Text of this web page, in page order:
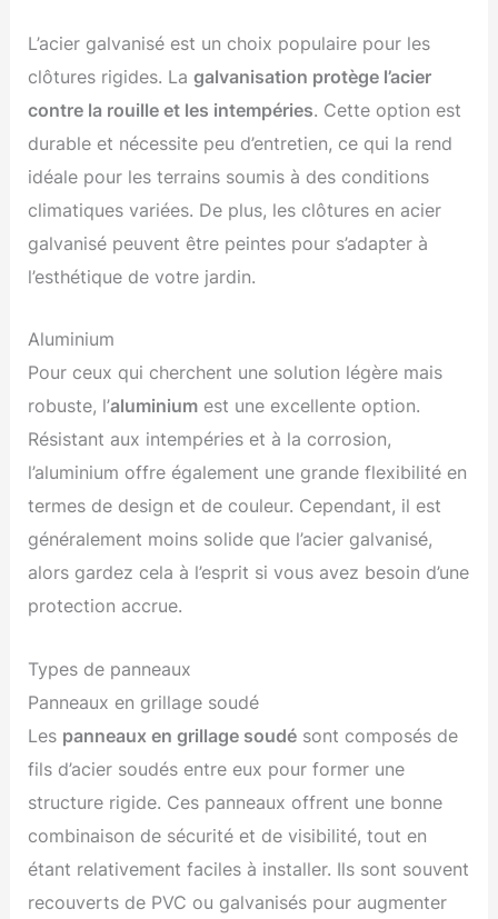
L’acier galvanisé est un choix populaire pour les
clôtures rigides. Lagalvanisation protège l’acier
contre la rouille et les intempéries. Cette option est
durable et nécessite peu d’entretien, ce qui la rend
idéale pour les terrains soumis à des conditions
climatiques variées. De plus, les clôtures en acier
galvanisé peuvent être peintes pour s’adapter à
l’esthétique de votre jardin.
Aluminium
Pour ceux qui cherchent une solution légère mais
robuste, l’aluminium est une excellente option.
Résistant aux intempéries et à la corrosion,
l’aluminium offre également une grande flexibilité en
termes de design et de couleur. Cependant, il est
généralement moins solide que l’acier galvanisé,
alors gardez cela à l’esprit si vous avez besoin d’une
protection accrue.
Types de panneaux
Panneaux en grillage soudé
Les panneaux en grillage soudé sont composés de
fils d’acier soudés entre eux pour former une
structure rigide. Ces panneaux offrent une bonne
combinaison de sécurité et de visibilité, tout en
étant relativement faciles à installer. Ils sont souvent
recouverts de PVC ou galvanisés pour augmenter